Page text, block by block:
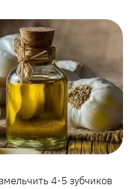
4-5 зубчиков